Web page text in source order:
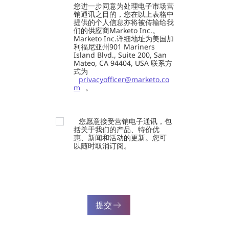
您进一步同意为处理电子市场营
销通讯之目的，您在以上表格中
提供的个人信息亦将被传输给我
们的供应商Marketo Inc.。
Marketo Inc.详细地址为美国加
利福尼亚州901 Mariners
Island Blvd., Suite 200, San
Mateo, CA 94404, USA 联系方
式为
privacyofficer@marketo.co
m 。
您愿意接受营销电子通讯，包
括关于我们的产品、特价优
惠、新闻和活动的更新。您可
以随时取消订阅。
提交